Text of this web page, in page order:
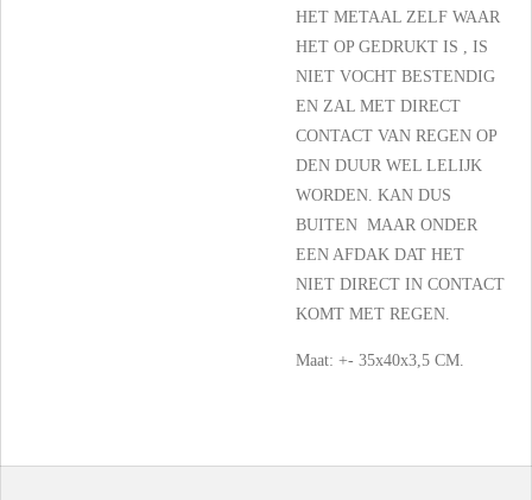
HET METAAL ZELF WAAR
HET OP GEDRUKT IS , IS
NIET VOCHT BESTENDIG
EN ZAL MET DIRECT
CONTACT VAN REGEN OP
DEN DUUR WEL LELIJK
WORDEN. KAN DUS
BUITEN MAAR ONDER
EEN AFDAK DAT HET
NIET DIRECT IN CONTACT
KOMT MET REGEN.
Maat: +- 35x40x3,5 CM.